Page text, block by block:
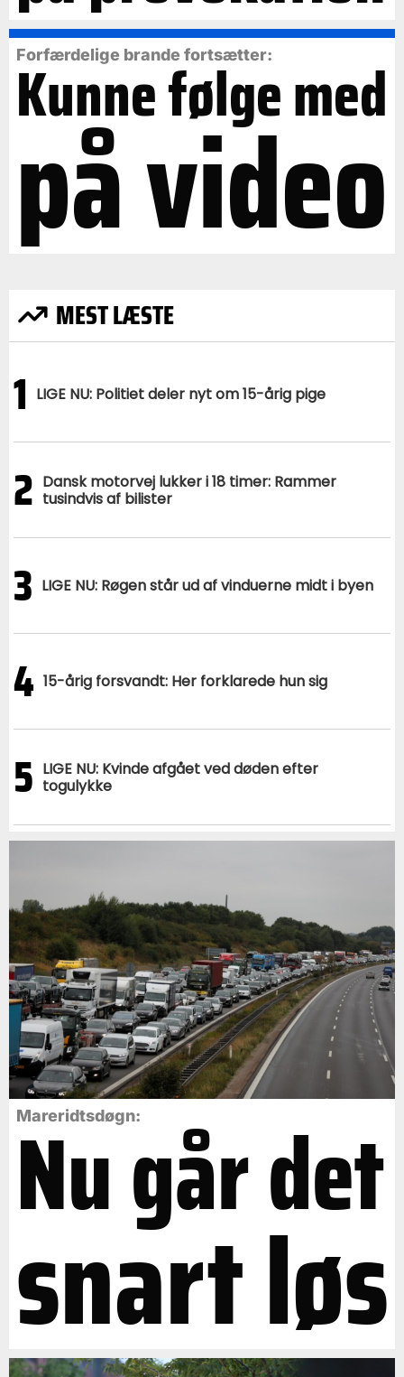
Forfærdelige brande fortsætter:
Kunne følge med
på video
MEST LÆSTE
1 LIGE NU: Politiet deler nyt om 15-årig pige
2 Dansk motorvej lukker i 18 timer: Rammer
tusindvis af bilister
3 LIGE NU: Røgen står ud af vinduerne midt i byen
4 15-årig forsvandt: Her forklarede hun sig
5 LIGE NU: Kvinde afgået ved døden efter
togulykke
Mareridtsdøgn:
Nu går det
snart løs